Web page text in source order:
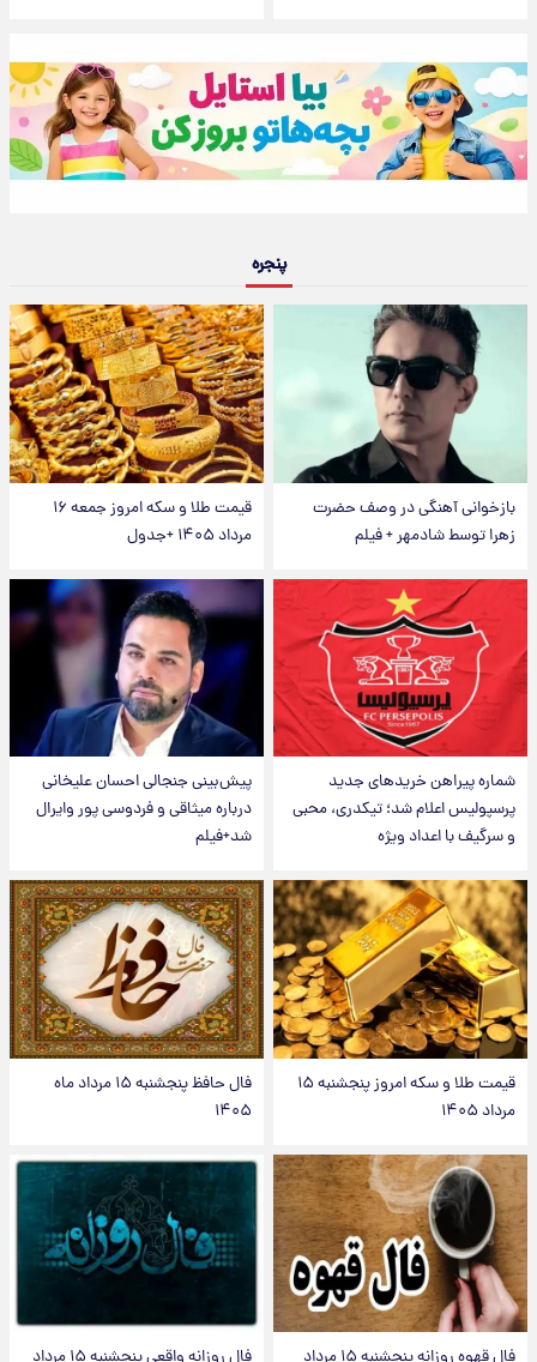
پنجره
بازخوانی آهنگی در وصف حضرت
زهرا توسط شادمهر + فیلم
قیمت طلا و سکه امروز جمعه ۱۶
مرداد ۱۴۰۵ +جدول
شماره پیراهن خریدهای جدید
پرسپولیس اعلام شد؛ تیکدری، محبی
و سرگیف با اعداد ویژه
پیش‌بینی جنجالی احسان علیخانی
درباره میثاقی و فردوسی پور وایرال
شد+فیلم
قیمت طلا و سکه امروز پنجشنبه ۱۵
مرداد ۱۴۰۵
فال حافظ پنجشنبه ۱۵ مرداد ماه
۱۴۰۵